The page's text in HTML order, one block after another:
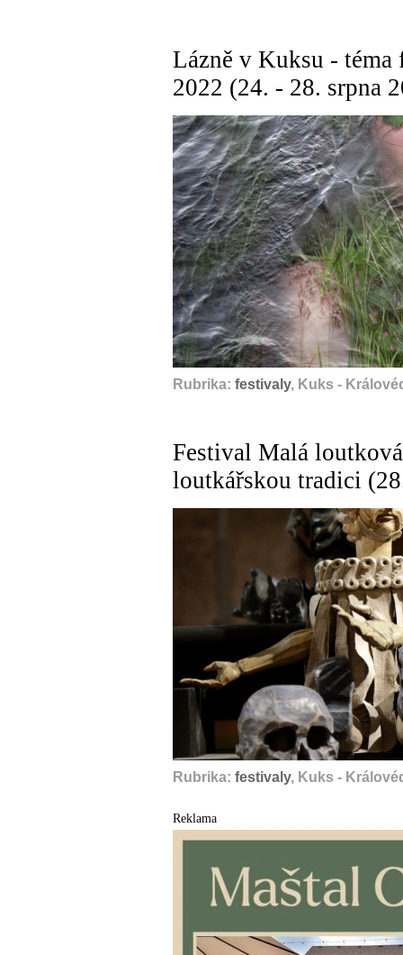
Lázně v Kuksu -
2022 (24. - 28. srpna
Rubrika: festivaly, Kuks -
Festival Malá
loutkářskou tradici
Rubrika: festivaly, Kuks -
Reklama